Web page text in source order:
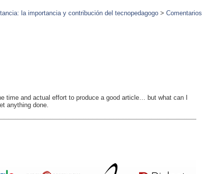
la importancia y contribución del tecnopedagogo > Comentarios
time and actual effort to produce a good article… but what can I
anything done.